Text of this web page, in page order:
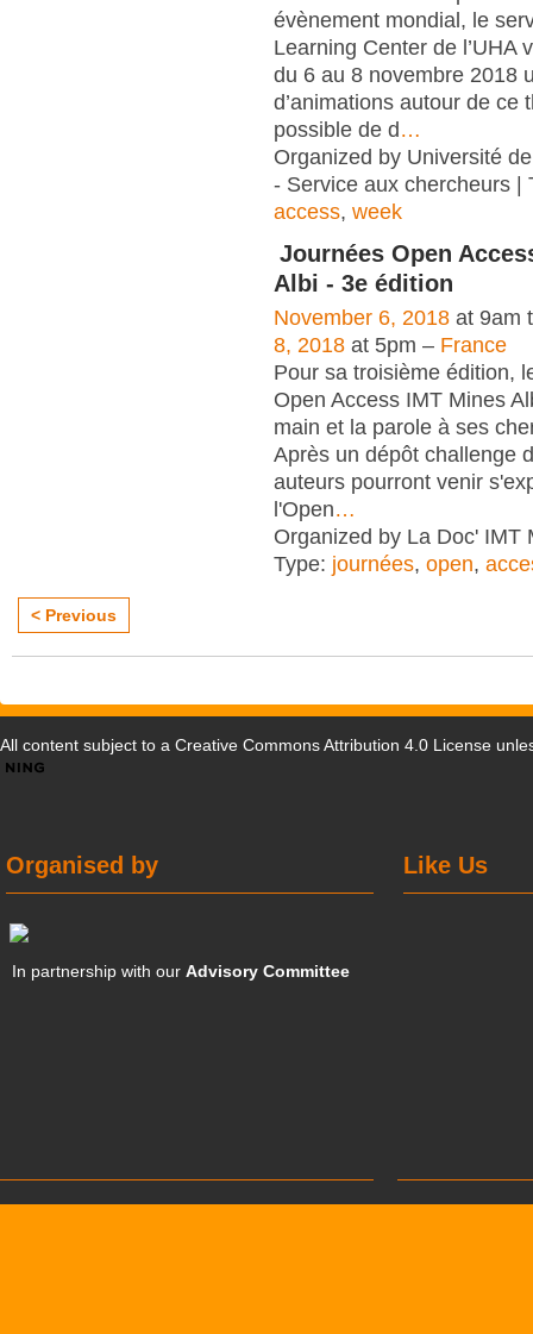
évènement mondial, le
Learning Center de l’UHA
du 6 au 8 novembre 2018
d’animations autour de ce
possible de d…
Organized by Université
- Service aux chercheurs |
access, week
Journées Open
Albi - 3e édition
November 6, 2018 at 9am
8, 2018 at 5pm – France
Pour sa troisième édition,
Open Access IMT Mines
main et la parole à ses
Après un dépôt challenge
auteurs pourront venir
l'Open…
Organized by La Doc' IMT
Type: journées, open,
< Previous
All content subject to a Creative Commons Attribution 4.0 License
Like Us
Organised by
In partnership with ourAdvisory Committee